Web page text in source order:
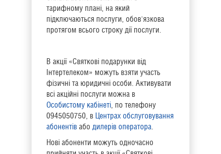
тарифному плані, на який
підключаються послуги, обов'язкова
протягом всього строку дії послуги.
В акції «Святкові подарунки від
Інтертелеком» можуть взяти участь
фізичні та юридичні особи. Активувати
всі акційні послуги можна в
Особистому кабінеті, по телефону
0945050750, в Центрах обслуговування
абонентів або дилерів оператора.
Нові абоненти можуть одночасно